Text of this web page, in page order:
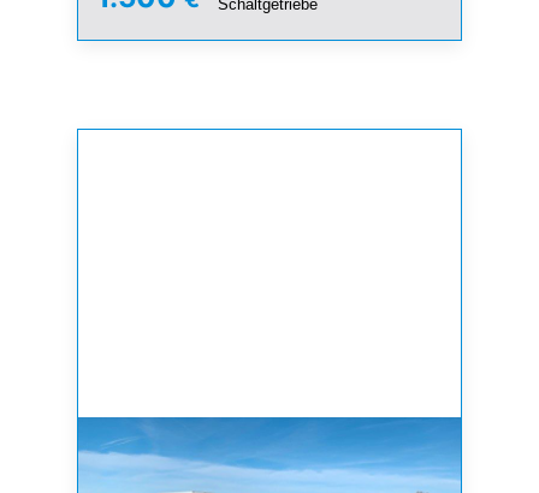
Schaltgetriebe